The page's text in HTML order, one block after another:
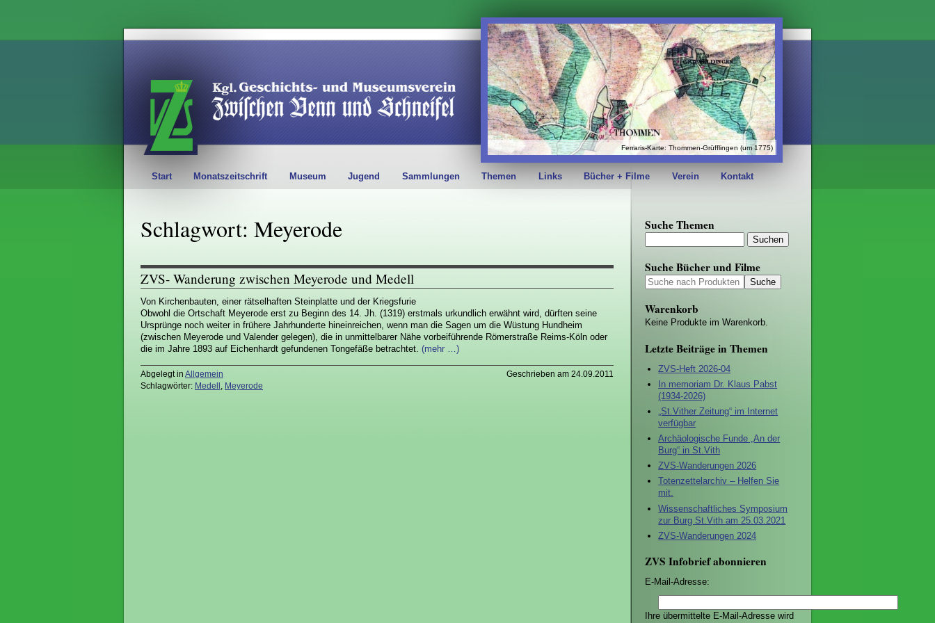
Ferraris-Karte: Thommen-Grüfflingen (um 1775)
Start Monatszeitschrift Museum Jugend Sammlungen Themen Links Bücher + Filme Verein Kontakt
Schlagwort: Meyerode
ZVS- Wanderung zwischen Meyerode und Medell
Von Kirchenbauten, einer rätselhaften Steinplatte und der Kriegsfurie
Obwohl die Ortschaft Meyerode erst zu Beginn des 14. Jh. (1319) erstmals urkundlich erwähnt wird, dürften seine
Ursprünge noch weiter in frühere Jahrhunderte hineinreichen, wenn man die Sagen um die Wüstung Hundheim
(zwischen Meyerode und Valender gelegen), die in unmittelbarer Nähe vorbeiführende Römerstraße Reims-Köln oder
die im Jahre 1893 auf Eichenhardt gefundenen Tongefäße betrachtet. (mehr …)
Abgelegt in Allgemein
Geschrieben am 24.09.2011
Schlagwörter: Medell Meyerode
Suche Themen
Suche Bücher und Filme
Warenkorb
Keine Produkte im Warenkorb.
Letzte Beiträge in Themen
ZVS-Heft 2026-04
In memoriam Dr. Klaus Pabst
(1934-2026)
„St.Vither Zeitung“ im Internet
verfügbar
Archäologische Funde „An der
Burg“ in St.Vith
ZVS-Wanderungen 2026
Totenzettelarchiv – Helfen Sie
mit.
Wissenschaftliches Symposium
zur Burg St.Vith am 25.03.2021
ZVS-Wanderungen 2024
ZVS Infobrief abonnieren
E-Mail-Adresse:
Ihre übermittelte E-Mail-Adresse wird